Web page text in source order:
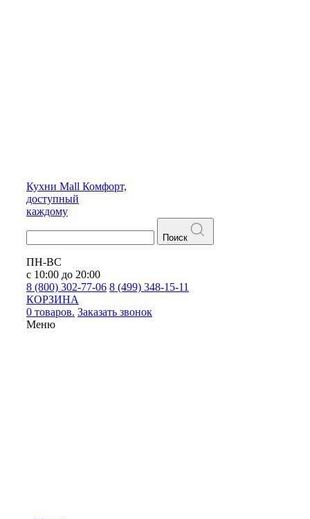
Кухни Mall Комфорт,
доступный
каждому
Поиск
ПН-ВС
с 10:00 до 20:00
8 (800) 302-77-06 8 (499) 348-15-11
КОРЗИНА
0 товаров. Заказать звонок
Меню